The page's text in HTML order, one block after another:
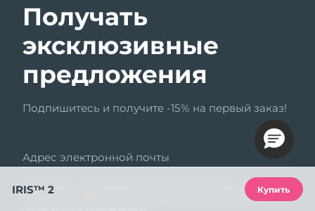
Получать
эксклюзивные
предложения
Подпишитесь и получите -15% на первый заказ!
Адрес электронной почты
Нажимая «Подписаться», я соглашаюсь получать
маркетинговую рассылку FOREO. Я понимаю, что могу
IRIS™ 2 Купить